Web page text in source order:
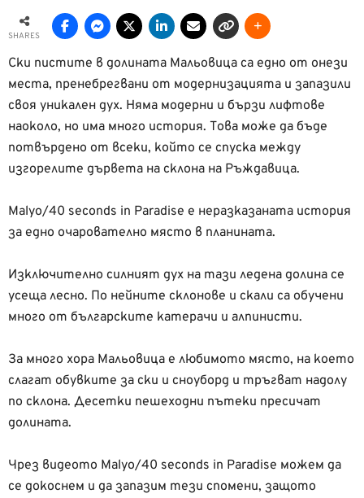
SHARES
Ски пистите в долината Мальовица са едно от онези
места, пренебрегвани от модернизацията и запазили
своя уникален дух. Няма модерни и бързи лифтове
наоколо, но има много история. Това може да бъде
потвърдено от всеки, който се спуска между
изгорелите дървета на склона на Ръждавица.
Malyo/40 seconds in Paradise е неразказаната история
за едно очарователно място в планината.
Изключително силният дух на тази ледена долина се
усеща лесно. По нейните склонове и скали са обучени
много от българските катерачи и алпинисти.
За много хора Мальовица е любимото място, на което
слагат обувките за ски и сноуборд и тръгват надолу
по склона. Десетки пешеходни пътеки пресичат
долината.
Чрез видеото Malyo/40 seconds in Paradise можем да
се докоснем и да запазим тези спомени, защото